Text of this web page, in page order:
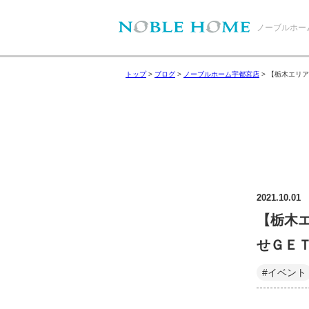
ノーブルホ
トップ> ブログ > ノーブルホーム宇都宮店 > 【栃木エリ
2021.10.01
【栃木
せＧＥ
#イベント